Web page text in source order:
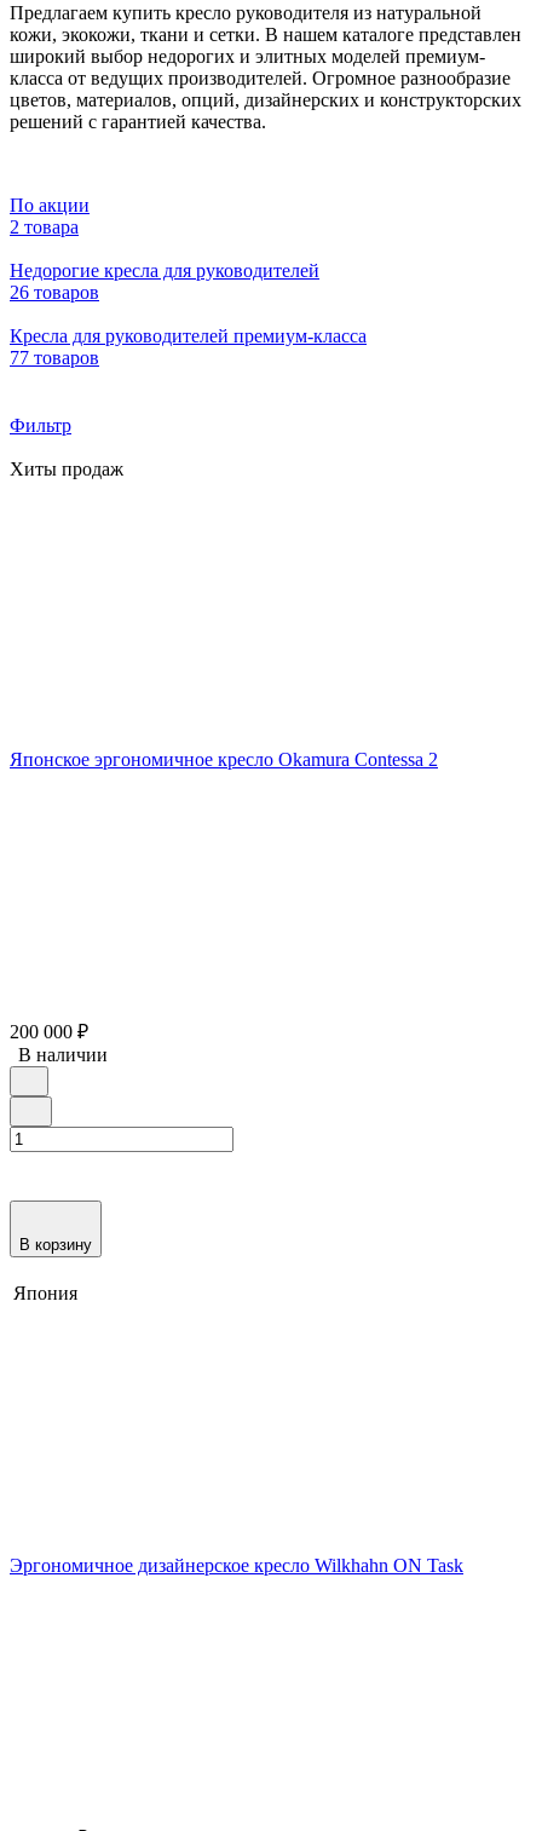
Предлагаем купить кресло руководителя из натуральной
кожи, экокожи, ткани и сетки. В нашем каталоге представлен
широкий выбор недорогих и элитных моделей премиум-
класса от ведущих производителей. Огромное разнообразие
цветов, материалов, опций, дизайнерских и конструкторских
решений с гарантией качества.
По акции
2 товара
Недорогие кресла для руководителей
26 товаров
Кресла для руководителей премиум-класса
77 товаров
Фильтр
Хиты продаж
Японское эргономичное кресло Okamura Contessa 2
200 000 ₽
В наличии
В корзину
Япония
Эргономичное дизайнерское кресло Wilkhahn ON Task